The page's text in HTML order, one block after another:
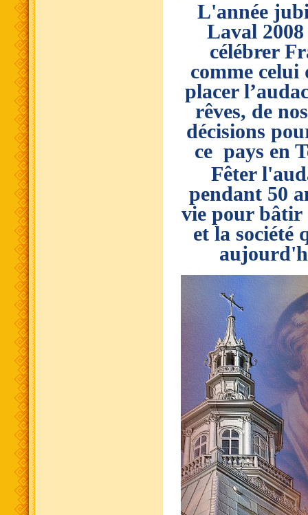
L'année
Laval
célébrer
comme
placer
rêves, de
décisions
ce pays en
Fêter
pendant 50
vie pour bâtir
et la société